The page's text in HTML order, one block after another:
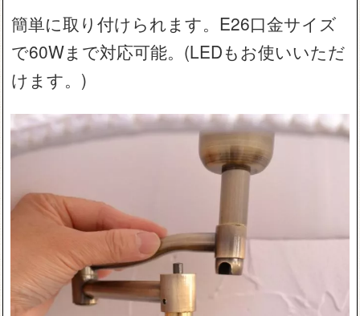
簡単に取り付けられます。E26口金サイズ
で60Wまで対応可能。(LEDもお使いいただ
けます。)